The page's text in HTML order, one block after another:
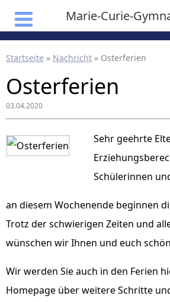
Marie-Curie-
Startseite » Nachricht » Osterferien
Osterferien
03.04.2020
Sehr geehrte
Schülerinnen
an diesem Wochenende beginnen
Trotz der schwierigen Zeiten und
wünschen wir Ihnen und euch
Wir werden Sie auch in den Ferien
Homepage über weitere Schritte